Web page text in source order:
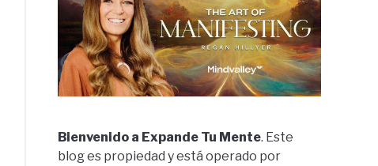
Bienvenido a Expande Tu Mente. Este
blog es propiedad y está operado por